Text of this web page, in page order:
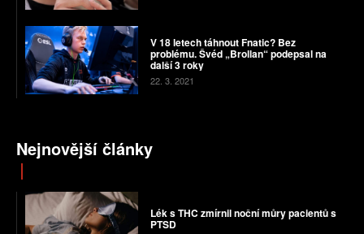
V 18 letech táhnout Fnatic? Bez
problému. Švéd „Brollan“ podepsal na
další 3 roky
22. 3. 2021
Nejnovější články
Lék s THC zmírnil noční můry pacientů s
PTSD